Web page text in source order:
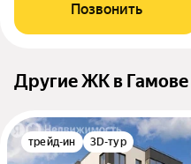
Позвонить
Другие ЖК в Гамове
трейд-ин 3D-тур